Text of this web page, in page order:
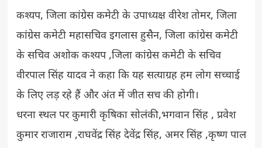
कश्यप, जिला कांग्रेस कमेटी के उपाध्यक्ष वीरेश तोमर, जिला
कांग्रेस कमेटी महासचिव इगलास हुसैन, जिला कांग्रेस कमेटी
के सचिव अशोक कश्यप ,जिला कांग्रेस कमेटी के सचिव
वीरपाल सिंह यादव ने कहा कि यह सत्याग्रह हम लोग सच्चाई
के लिए लड़ रहे हैं और अंत में जीत सच की होगी।
धरना स्थल पर कुमारी कृषिका सोलंकी,भगवान सिंह , प्रवेश
कुमार राजाराम ,राघवेंद्र सिंह देवेंद्र सिंह, अमर सिंह ,कृष्ण पाल